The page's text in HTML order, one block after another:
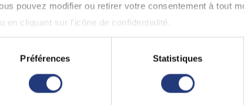
pouvez modifier ou retirer votre consentement à tout
en cliquant sur l'icône de confidentialité.
également :
votre localisation géographique qui peuvent être précises
activement pour en relever les caractéristiques
Préférences Statistiques
de l'Horlogerie, 62400 Béthune
jeudi
13 août
jeudi
20 août